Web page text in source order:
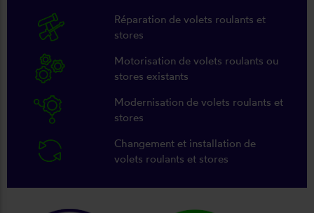
Réparation de volets roulants et
stores
Motorisation de volets roulants ou
stores existants
Modernisation de volets roulants et
stores
Changement et installation de
volets roulants et stores